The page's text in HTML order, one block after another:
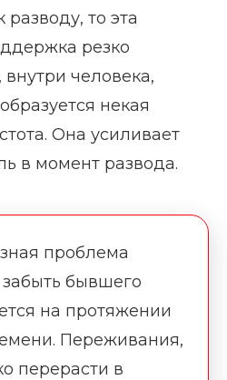
разводу, то эта
резко
человека,
некая
Она усиливает
в момент развода.
проблема
забыть бывшего
на протяжении
Переживания,
перерасти в